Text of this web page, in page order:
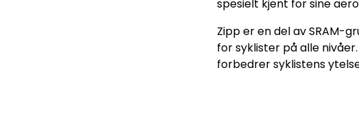
spesielt kjent for sine
Zipp er en del av SRAM-
for syklister på alle
forbedrer syklistens